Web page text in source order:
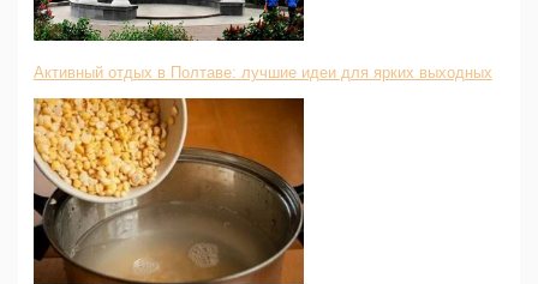
Активный отдых в Полтаве: лучшие идеи для ярких выходных